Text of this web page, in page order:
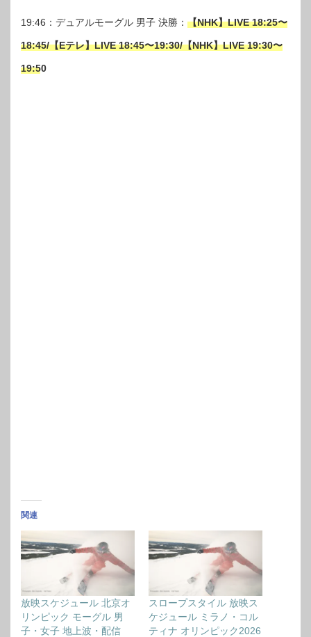
19:46：デュアルモーグル 男子 決勝： 【NHK】LIVE 18:25〜
18:45/【Eテレ】LIVE 18:45〜19:30/【NHK】LIVE 19:30〜
19:50
関連
放映スケジュール 北京オ
リンピック モーグル 男
子・女子 地上波・配信
スロープスタイル 放映ス
ケジュール ミラノ・コル
ティナ オリンピック2026